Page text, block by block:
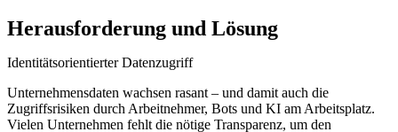
Herausforderung und Lösung
Identitätsorientierter Datenzugriff
Unternehmensdaten wachsen rasant – und damit auch die
Zugriffsrisiken durch Arbeitnehmer, Bots und KI am Arbeitsplatz.
Vielen Unternehmen fehlt die nötige Transparenz, um den